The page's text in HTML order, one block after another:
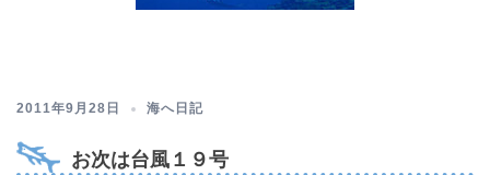
2011年9月28日 海へ日記
お次は台風１９号